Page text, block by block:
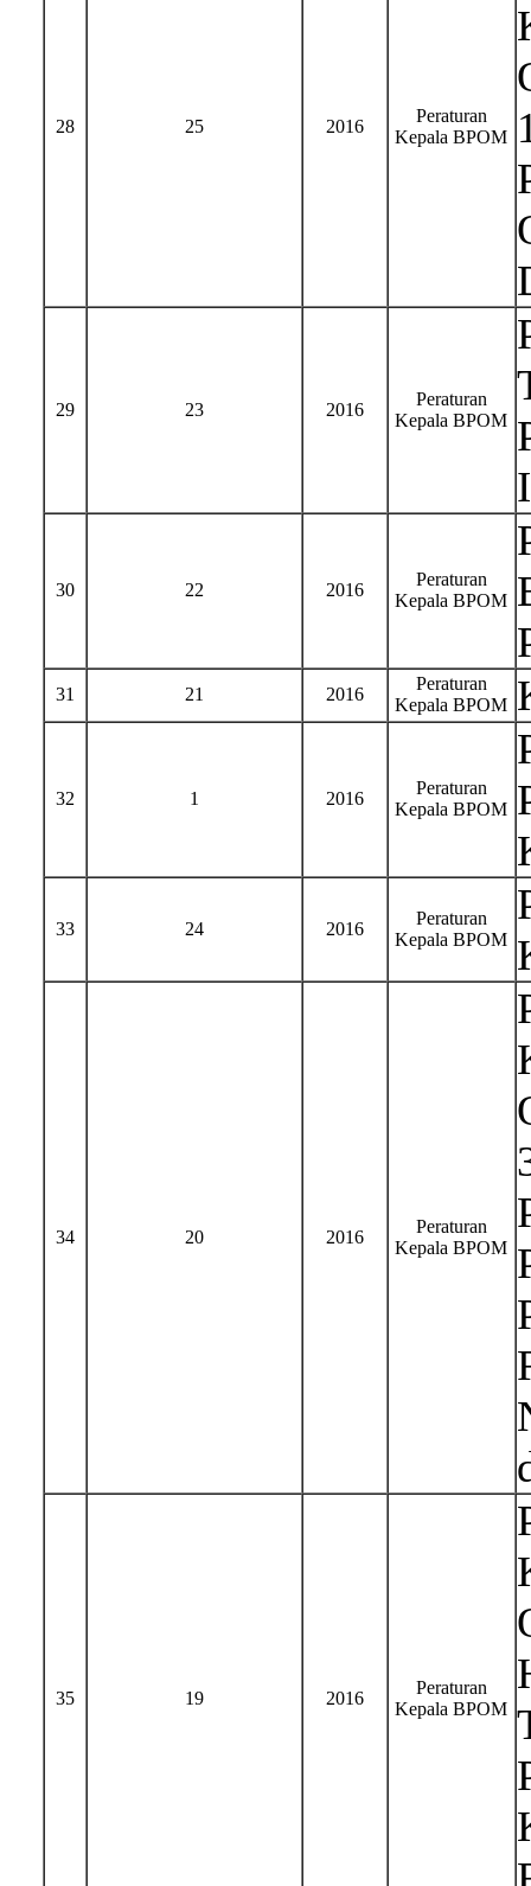
28 25 2016
Peraturan
Kepala BPOM
29 23 2016
Peraturan
Kepala BPOM
30 22 2016
Peraturan
Kepala BPOM
31 21 2016
Peraturan
Kepala BPOM
32 1 2016
Peraturan
Kepala BPOM
33 24 2016
Peraturan
Kepala BPOM
34 20 2016
Peraturan
Kepala BPOM
35 19 2016
Peraturan
Kepala BPOM